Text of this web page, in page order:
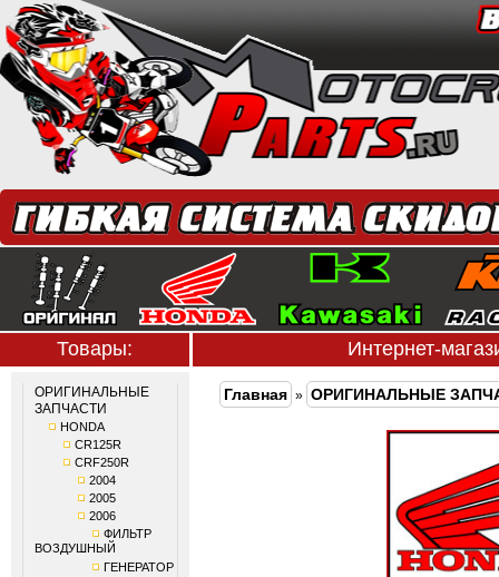
Товары: Интернет-
ОРИГИНАЛЬНЫЕ
ЗАПЧАСТИ
HONDA
CR125R
CRF250R
2004
2005
2006
ФИЛЬТР
ВОЗДУШНЫЙ
ГЕНЕРАТОР
Главная » ОРИГИНАЛЬНЫЕ